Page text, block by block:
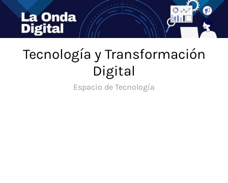
Saltar
contenido
Tecnología y Transformación
Digital
Espacio de Tecnología